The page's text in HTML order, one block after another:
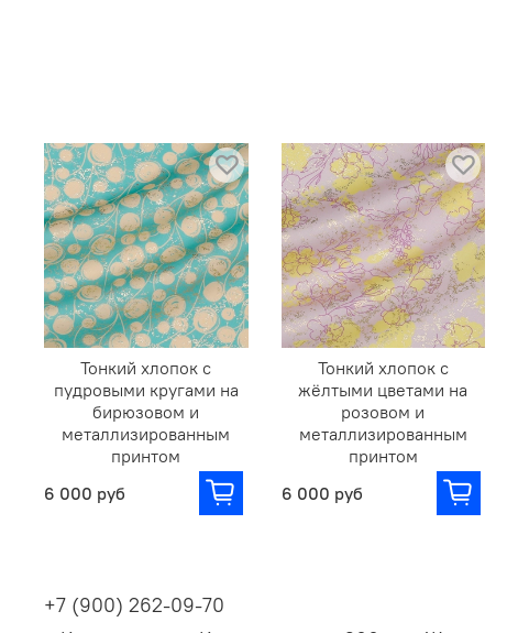
Тонкий хлопок с
пудровыми кругами на
бирюзовом и
металлизированным
принтом
6 000 руб
Тонкий хлопок с
жёлтыми цветами на
розовом и
металлизированным
принтом
6 000 руб
+7 (900) 262-09-70